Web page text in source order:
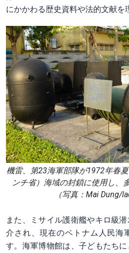
にかかわる歴史資料や法的文献を
機雷、第23海軍部隊が1972年春
ンチ省）海域の封鎖に使用し、
（写真：Mai Dung/
また、ミサイル護衛艦やキロ級
介され、現在のベトナム人民海
す。海軍博物館は、子どもたち